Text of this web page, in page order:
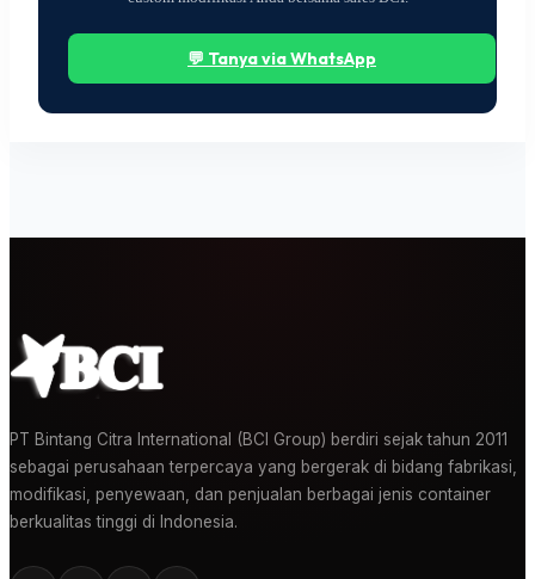
💬 Tanya via WhatsApp
PT Bintang Citra International (BCI Group) berdiri sejak tahun 2011
sebagai perusahaan terpercaya yang bergerak di bidang fabrikasi,
modifikasi, penyewaan, dan penjualan berbagai jenis container
berkualitas tinggi di Indonesia.